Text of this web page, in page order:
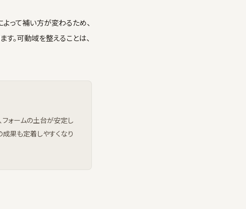
って補い方が変わるため、
す。可動域を整えることは、
フォームの土台が安定し
成果も定着しやすくなり